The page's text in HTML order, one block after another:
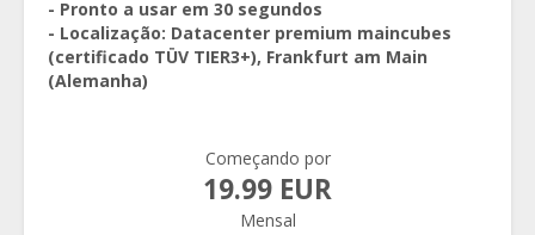
- Pronto a usar em 30 segundos
- Localização: Datacenter premium maincubes
(certificado TÜV TIER3+), Frankfurt am Main
(Alemanha)
Começando por
19.99 EUR
Mensal